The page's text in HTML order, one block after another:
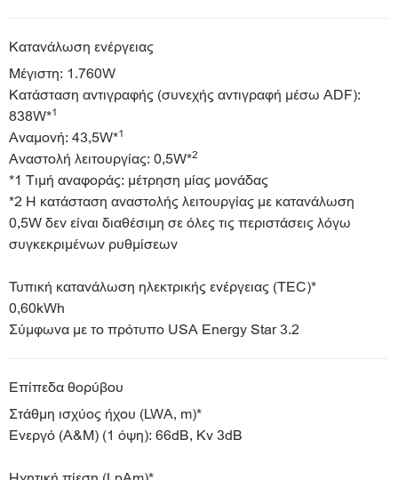
Κατανάλωση ενέργειας
Μέγιστη: 1.760W
Κατάσταση αντιγραφής (συνεχής αντιγραφή μέσω ADF):
838W*1
Αναμονή: 43,5W*1
Αναστολή λειτουργίας: 0,5W*2
*1 Τιμή αναφοράς: μέτρηση μίας μονάδας
*2 Η κατάσταση αναστολής λειτουργίας με κατανάλωση
0,5W δεν είναι διαθέσιμη σε όλες τις περιστάσεις λόγω
συγκεκριμένων ρυθμίσεων
Τυπική κατανάλωση ηλεκτρικής ενέργειας (TEC)*
0,60kWh
Σύμφωνα με το πρότυπο USA Energy Star 3.2
Επίπεδα θορύβου
Στάθμη ισχύος ήχου (LWA, m)*
Ενεργό (Α&Μ) (1 όψη): 66dB, Kv 3dB